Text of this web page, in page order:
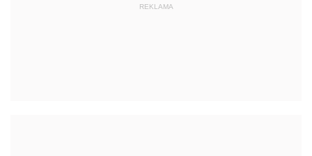
REKLAMA